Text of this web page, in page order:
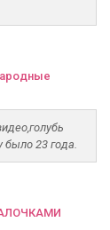
23 года.